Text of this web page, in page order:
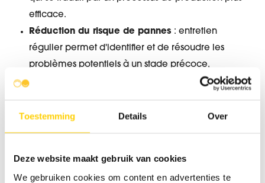
Toestemming Details Over
Deze website maakt gebruik van cookies
We gebruiken cookies om content en advertenties te
efficace.
Réduction du risque de pannes : entretien
régulier permet d'identifier et de résoudre les
problèmes potentiels à un stade précoce,
minimisant ainsi les pannes inattendues.
peut vous aider